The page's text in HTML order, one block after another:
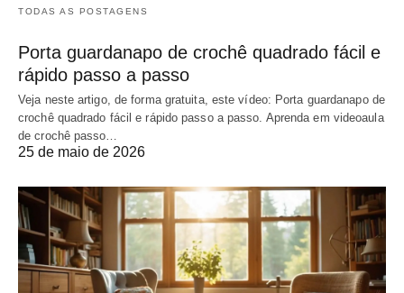
TODAS AS POSTAGENS
Porta guardanapo de crochê quadrado fácil e
rápido passo a passo
Veja neste artigo, de forma gratuita, este vídeo: Porta guardanapo de
crochê quadrado fácil e rápido passo a passo. Aprenda em videoaula
de crochê passo…
25 de maio de 2026